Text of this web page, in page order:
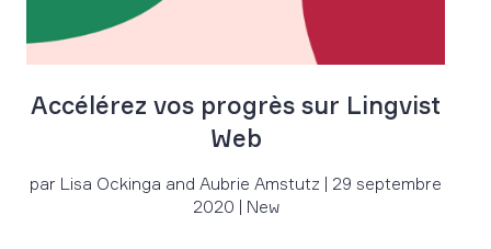
Accélérez vos progrès sur Lingvist
Web
par Lisa Ockinga and Aubrie Amstutz | 29 septembre
2020 | New